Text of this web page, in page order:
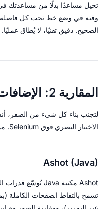
تخيل مساعدًا بدلًا من مساعدتك
وقته في وضع خط تحت كل فاصلة
الصحيح. دقيق تقنيًا، لا يُطاق عمليًا.
المقاربة 2: الإضافات والمكتبات الخارجية
لتجنب بناء كل شيء من الصفر،
الاختبار البصري فوق Selenium. من أشهرها:
Ashot (Java)
تسمح بالتقاط الصفحات الكاملة
عبر التمرير)، ومقارنة الصور مع